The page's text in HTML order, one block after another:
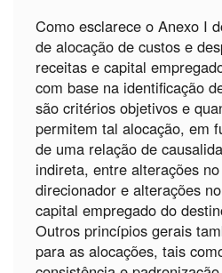
Como esclarece o Anexo I
de alocação de custos e
receitas e capital
com base na identificação
são critérios objetivos e
permitem tal alocação, em
de uma relação de
indireta, entre alterações
direcionador e alterações
capital empregado do
Outros princípios gerais
para as alocações, tais